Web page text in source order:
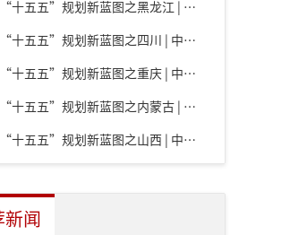
“十五五”规划新蓝图之黑龙江 | 中共黑龙江省委关于制定国民经济和社会发展第十五个五年规划的建议
“十五五”规划新蓝图之四川 | 中共四川省委关于制定四川省国民经济和社会发展第十五个五年规划的建议
“十五五”规划新蓝图之重庆 | 中共重庆市委关于制定重庆市国民经济和社会发展第十五个五年规划的建议
“十五五”规划新蓝图之内蒙古 | 内蒙古自治区党委关于制定国民经济和社会发展第十五个五年规划的建议
“十五五”规划新蓝图之山西 | 中共山西省委关于制定山西省国民经济和社会发展第十五个五年规划的建议
新闻